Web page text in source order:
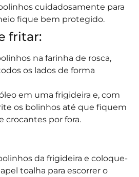
cuidadosamente para
fique bem protegido.
fritar:
na farinha de rosca,
os lados de forma
em uma frigideira e, com
os bolinhos até que fiquem
crocantes por fora.
da frigideira e coloque-
toalha para escorrer o